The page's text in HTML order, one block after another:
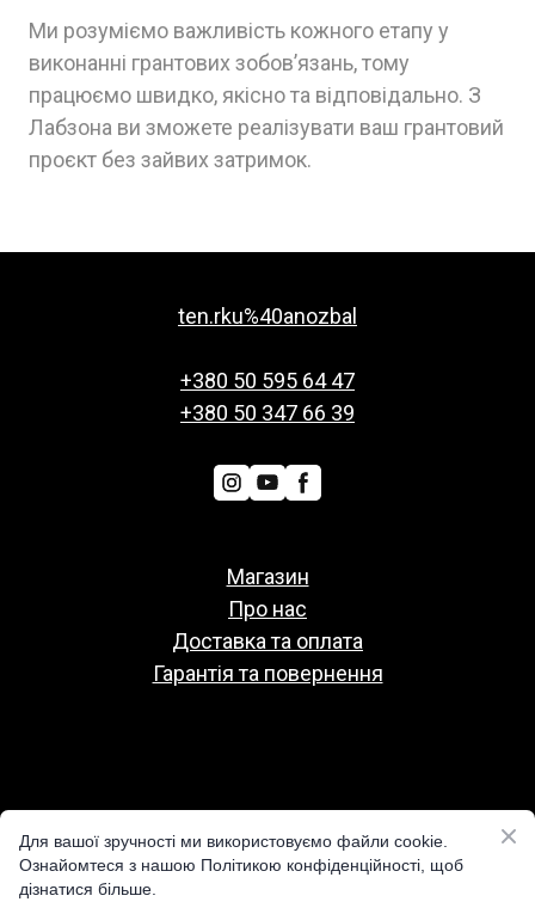
Ми розуміємо важливість кожного етапу у
виконанні грантових зобов’язань, тому
працюємо швидко, якісно та відповідально. З
Лабзона ви зможете реалізувати ваш грантовий
проєкт без зайвих затримок.
ten.rku%40anozbal
+380 50 595 64 47
+380 50 347 66 39
Магазин
Про нас
Доставка та оплата
Гарантія та повернення
Политіка конфіденційності
Публічна оферта
Для вашої зручності ми використовуємо файли cookie.
Ознайомтеся з нашою Політикою конфіденційності, щоб
дізнатися більше.